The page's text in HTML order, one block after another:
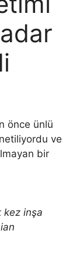
önce ünlü
ve
bir
kez inşa